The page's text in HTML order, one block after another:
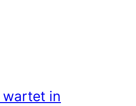
wartet in